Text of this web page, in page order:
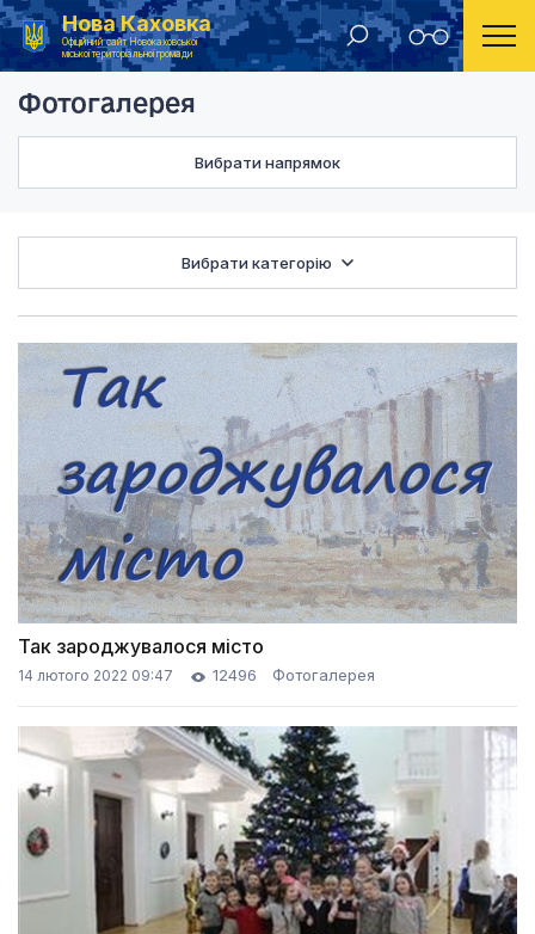
Нова Каховка
Офіційний сайт Новокаховської
міської територіальної громади
Головна Фотогалерея
Фотогалерея
Вибрати напрямок
Вибрати категорію
Так зароджувалося місто
14 лютого 2022 09:47 12496 Фотогалерея